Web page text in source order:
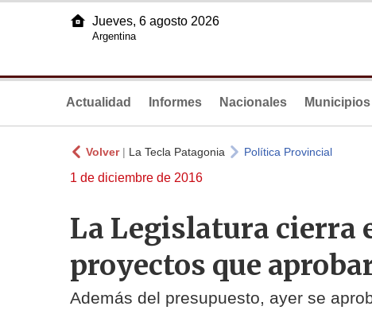
Jueves, 6 agosto 2026
Argentina
Actualidad Informes Nacionales Municipios
Volver| La Tecla Patagonia Política Provincial
1 de diciembre de 2016
La Legislatura cierra
proyectos que
Además del presupuesto, ayer se